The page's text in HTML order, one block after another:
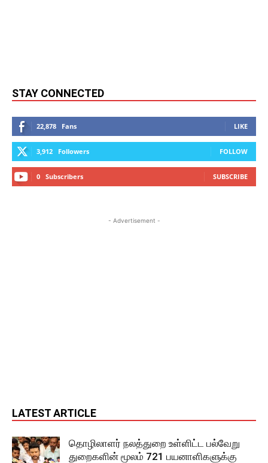
STAY CONNECTED
22,878 Fans LIKE
3,912 Followers FOLLOW
0 Subscribers SUBSCRIBE
- Advertisement -
LATEST ARTICLE
தொழிலாளர் நலத்துறை உள்ளிட்ட பல்வேறு
துறைகளின் மூலம் 721 பயனாளிகளுக்கு